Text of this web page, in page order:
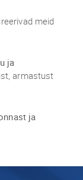
meid
ja
armastust
ja